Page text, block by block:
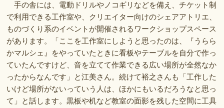
手の舎には、電動ドリルやノコギリなどを備え、チケット制
で利用できる工作室や、クリエイター向けのシェアアトリエ、
ものづくり系のイベントが開催されるワークショップスペース
があります。「ここを工作室にしようと思ったのは、『うらら
かマルシェ』をやっていたときに看板やテーブルを自分で作っ
ていたんですけど、音を立てて作業できる広い場所が全然なか
ったからなんです」と江美さん。続けて裕之さんも「工作した
いけど場所がないっていう人は、ほかにもいるだろうなと思っ
て」と話します。黒板や机など教室の面影を残した空間に工具